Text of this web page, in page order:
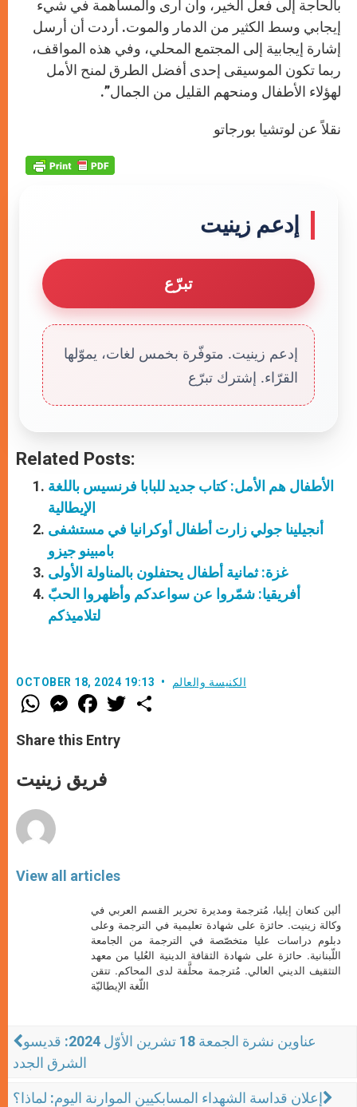
بالحاجة إلى فعل الخير، وأن أرى والمساهمة في شيء
إيجابي وسط الكثير من الدمار والموت. أردت أن أرسل
إشارة إيجابية إلى المجتمع المحلي، وفي هذه المواقف،
ربما تكون الموسيقى إحدى أفضل الطرق لمنح الأمل
لهؤلاء الأطفال ومنحهم القليل من الجمال”.
نقلاً عن لوتشيا بورجاتو
إدعم زينيت
تبرّع
إدعم زينيت. متوفّرة بخمس لغات، يموّلها
القرّاء. إشترك تبرّع
Related Posts:
الأطفال هم الأمل: كتاب جديد للبابا فرنسيس باللغة
الإيطالية
أنجيلينا جولي زارت أطفال أوكرانيا في مستشفى
بامبينو جيزو
غزة: ثمانية أطفال يحتفلون بالمناولة الأولى
أفريقيا: شمّروا عن سواعدكم وأظهروا الحبّ
لتلاميذكم
OCTOBER 18, 2024 19:13 الكنيسة والعالم
W
h
t
s
p
p
M
e
s
e
g
e
F
a
e
b
o
k
w
Share this Entry
فريق زينيت
View all articles
ألين كنعان إيليا، مُترجمة ومديرة تحرير القسم العربي في
وكالة زينيت. حائزة على شهادة تعليمية في الترجمة وعلى
دبلوم دراسات عليا متخصّصة في الترجمة من الجامعة
اللّبنانية. حائزة على شهادة الثقافة الدينية العُليا من معهد
التثقيف الديني العالي. مُترجمة محلَّفة لدى المحاكم. تتقن
اللّغة الإيطاليّة
عناوين نشرة الجمعة 18 تشرين الأوّل 2024: قديسو
الشرق الجدد
إعلان قداسة الشهداء المسابكيين الموارنة اليوم: لماذا؟